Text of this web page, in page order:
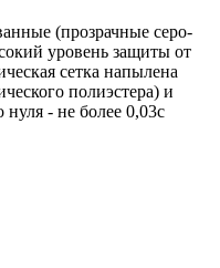
(прозрачные серо-
уровень защиты от
сетка напылена
полиэстера) и
нуля - не более 0,03с